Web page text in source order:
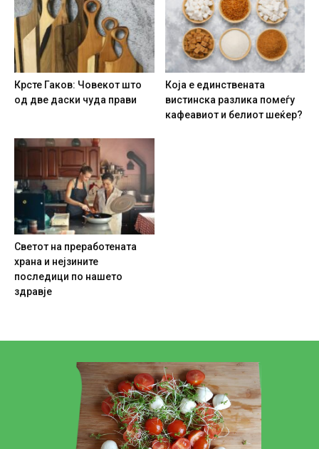
Крсте Гаков: Човекот што
од две даски чуда прави
Која е единствената
вистинска разлика помеѓу
кафеавиот и белиот шеќер?
Светот на преработената
храна и нејзините
последици по нашето
здравје